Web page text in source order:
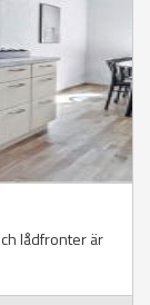
lådfronter är